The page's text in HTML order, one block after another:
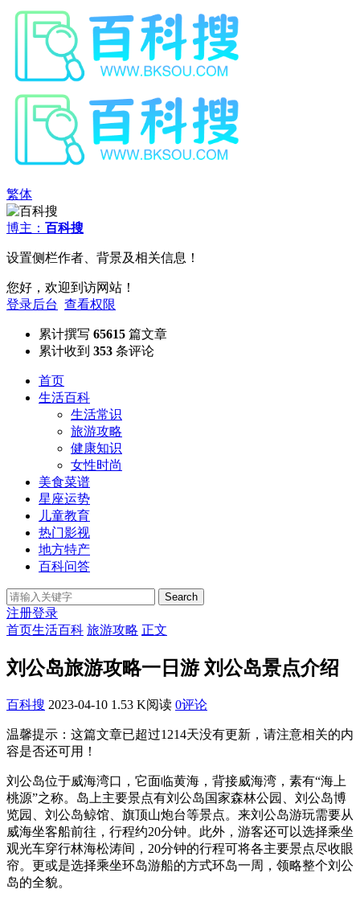
繁体
博主： 百科搜
设置侧栏作者、背景及相关信息！
您好，欢迎到访网站！
登录后台 查看权限
累计撰写 65615 篇文章
累计收到 353 条评论
首页
生活百科
生活常识
旅游攻略
健康知识
女性时尚
美食菜谱
星座运势
儿童教育
热门影视
地方特产
百科问答
Search
注册登录
首页生活百科 旅游攻略 正文
刘公岛旅游攻略一日游 刘公岛景点介绍
百科搜 2023-04-10 1.53 K阅读 0评论
温馨提示：这篇文章已超过1214天没有更新，请注意相关的内
容是否还可用！
刘公岛位于威海湾口，它面临黄海，背接威海湾，素有“海上
桃源”之称。岛上主要景点有刘公岛国家森林公园、刘公岛博
览园、刘公岛鲸馆、旗顶山炮台等景点。来刘公岛游玩需要从
威海坐客船前往，行程约20分钟。此外，游客还可以选择乘坐
观光车穿行林海松涛间，20分钟的行程可将各主要景点尽收眼
帘。更或是选择乘坐环岛游船的方式环岛一周，领略整个刘公
岛的全貌。